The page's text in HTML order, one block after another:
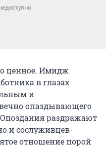
ценное. Имидж
в глазах
и
опаздывающего
Опоздания раздражают
и сослуживцев-
отношение порой